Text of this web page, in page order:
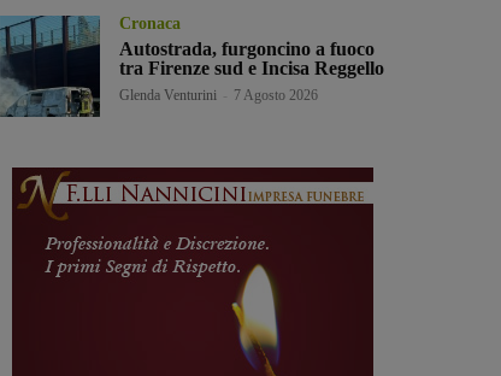
Cronaca
Autostrada, furgoncino a fuoco
tra Firenze sud e Incisa Reggello
Glenda Venturini 7 Agosto 2026